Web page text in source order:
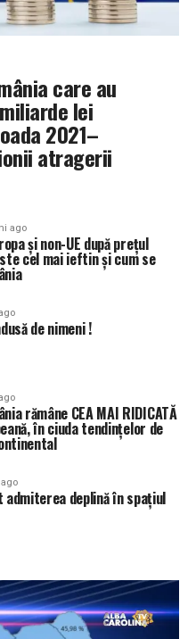
care au
lei
2021–
atragerii
ago
şi non-UE după prețul
cel mai ieftin și cum se
de nimeni !
rămâne CEA MAI RIDICATĂ
în ciuda tendințelor de
admiterea deplină în spațiul